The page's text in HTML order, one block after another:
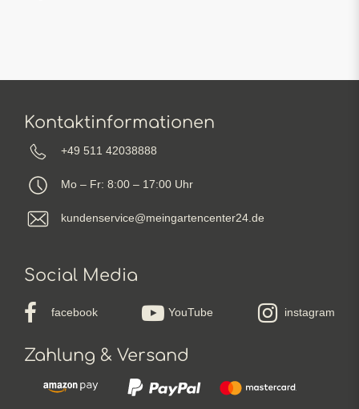
Kontaktinformationen
+49 511 42038888
Mo – Fr: 8:00 – 17:00 Uhr
kundenservice@meingartencenter24.de
Social Media
facebook YouTube instagram
Zahlung & Versand